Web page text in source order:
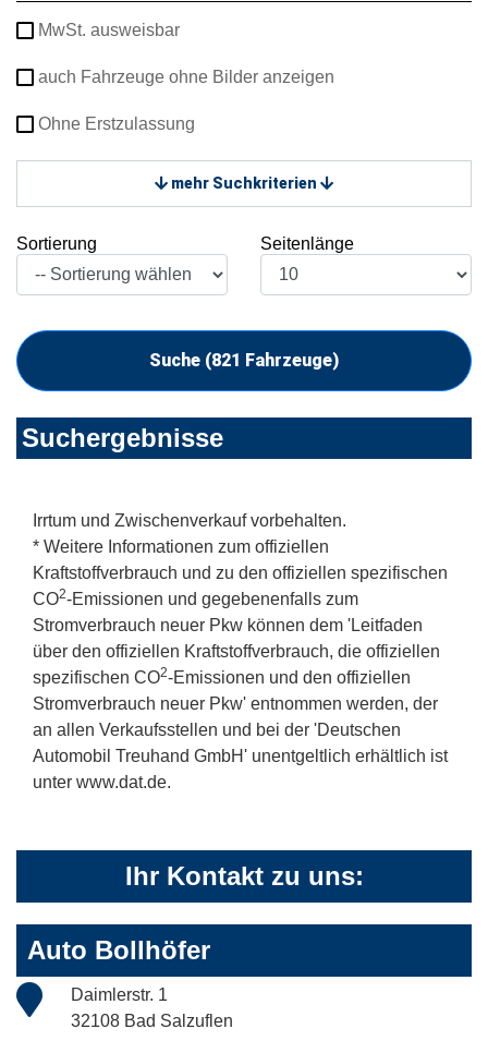
MwSt. ausweisbar
auch Fahrzeuge ohne Bilder anzeigen
Ohne Erstzulassung
mehr Suchkriterien
Sortierung Seitenlänge
Suche (821 Fahrzeuge)
Suchergebnisse
Irrtum und Zwischenverkauf vorbehalten.
* Weitere Informationen zum offiziellen
Kraftstoffverbrauch und zu den offiziellen spezifischen
CO2-Emissionen und gegebenenfalls zum
Stromverbrauch neuer Pkw können dem 'Leitfaden
über den offiziellen Kraftstoffverbrauch, die offiziellen
spezifischen CO2-Emissionen und den offiziellen
Stromverbrauch neuer Pkw' entnommen werden, der
an allen Verkaufsstellen und bei der 'Deutschen
Automobil Treuhand GmbH' unentgeltlich erhältlich ist
unter www.dat.de.
Ihr Kontakt zu uns:
Auto Bollhöfer
Daimlerstr. 1
32108 Bad Salzuflen